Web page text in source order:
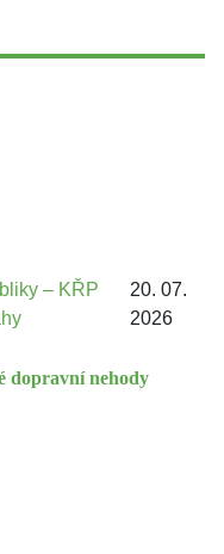
– KŘP
20. 07.
2026
dopravní nehody